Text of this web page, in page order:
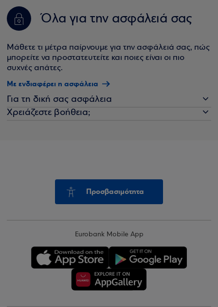
Όλα για την ασφάλειά σας
Μάθετε τι μέτρα παίρνουμε για την ασφάλειά σας, πώς
μπορείτε να προστατευτείτε και ποιες είναι οι πιο
συχνές απάτες.
Με ενδιαφέρει η ασφάλεια
Για τη δική σας ασφάλεια
Χρειάζεστε βοήθεια;
Προσβασιμότητα
Eurobank Mobile App